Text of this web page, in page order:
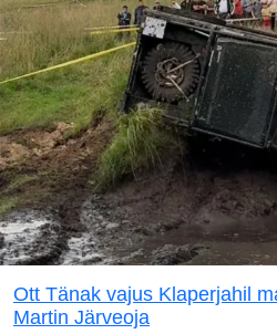
Ott Tänak vajus Klaperjahil
Martin Järveoja